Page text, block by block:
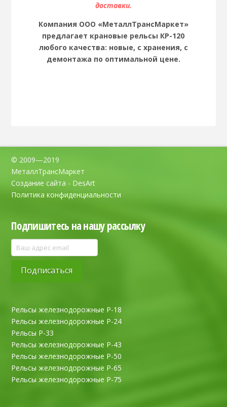
доставки.
Компания ООО «МеталлТрансМаркет»
предлагает крановые рельсы КР-120
любого качества: новые, с хранения, с
демонтажа по оптимальной цене.
© 2009—2019
МеталлТрансМаркет
Создание сайта - DesArt
Политика конфиденциальности
Подпишитесь на нашу рассылку
Рельсы железнодорожные Р-18
Рельсы железнодорожные Р-24
Рельсы Р-33
Рельсы железнодорожные Р-43
Рельсы железнодорожные Р-50
Рельсы железнодорожные Р-65
Рельсы железнодорожные Р-75